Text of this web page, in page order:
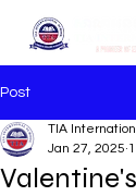
Post
TIA
Jan 27, 2025